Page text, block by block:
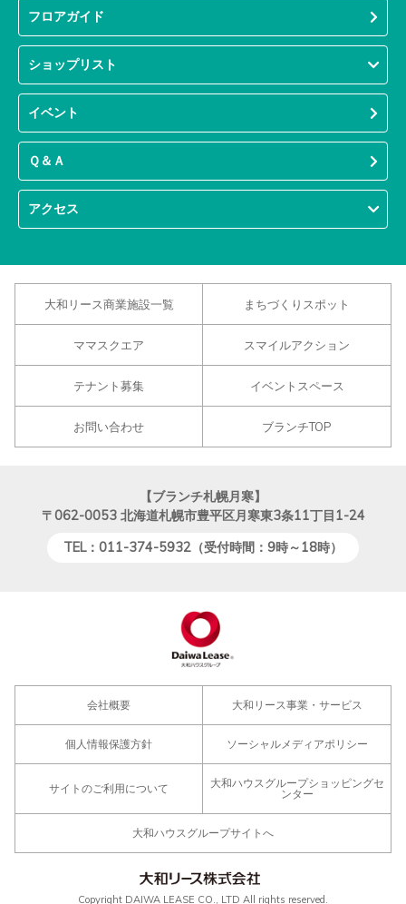
フロアガイド
ショップリスト
イベント
Ｑ＆Ａ
アクセス
大和リース商業施設一覧 まちづくりスポット
ママスクエア スマイルアクション
テナント募集 イベントスペース
お問い合わせ ブランチTOP
【ブランチ札幌月寒】
〒062-0053 北海道札幌市豊平区月寒東3条11丁目1-24
TEL：011-374-5932（受付時間：9時～18時）
会社概要 大和リース事業・サービス
個人情報保護方針 ソーシャルメディアポリシー
サイトのご利用について
大和ハウスグループショッピングセ
ンター
大和ハウスグループサイトへ
Copyright DAIWA LEASE CO., LTD All rights reserved.